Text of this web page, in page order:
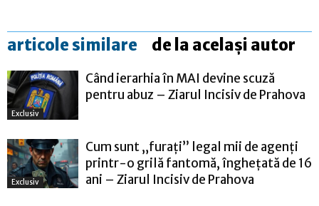
articole similare de la același autor
Exclusiv
Când ierarhia în MAI devine scuză
pentru abuz – Ziarul Incisiv de Prahova
Exclusiv
Cum sunt „furați” legal mii de agenți
printr-o grilă fantomă, înghețată de 16
ani – Ziarul Incisiv de Prahova